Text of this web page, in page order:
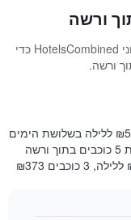
ורשה
ניתן להשתמש בטיפים שלנו המבוססים על נתוני HotelsCombined כדי
ורשה.
המחיר הממוצע למלון בתוך ורשה עמד על כ-₪517 ללילה בשלושת הימים
האחרונים. אפשר לצפות שהמחירים למלון ברמת 5 כוכבים בתוך ורשה
יהיו בסביבות ₪622 ללילה, מלון 4 כוכבים ₪398 ללילה, 3 כוכבים ₪373